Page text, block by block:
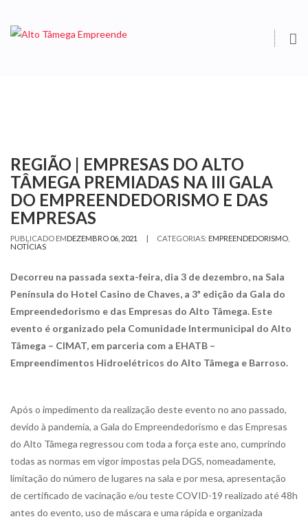
REGIÃO | EMPRESAS DO ALTO
TÂMEGA PREMIADAS NA III GALA
DO EMPREENDEDORISMO E DAS
EMPRESAS
PUBLICADO EMDEZEMBRO 06, 2021 | CATEGORIAS: EMPREENDEDORISMO
NOTÍCIAS
Decorreu na passada sexta-feira, dia 3 de dezembro, na Sala
Península do Hotel Casino de Chaves, a 3ª edição da Gala do
Empreendedorismo e das Empresas do Alto Tâmega. Este
evento é organizado pela Comunidade Intermunicipal do Alto
Tâmega – CIMAT, em parceria com a EHATB –
Empreendimentos Hidroelétricos do Alto Tâmega e Barroso.
Após o impedimento da realização deste evento no ano passado,
devido à pandemia, a Gala do Empreendedorismo e das Empresas
do Alto Tâmega regressou com toda a força este ano, cumprindo
todas as normas em vigor impostas pela DGS, nomeadamente,
limitação do número de lugares na sala e por mesa, apresentação
de certificado de vacinação e/ou teste COVID-19 realizado até 48h
antes do evento, uso de máscara e uma rápida e organizada